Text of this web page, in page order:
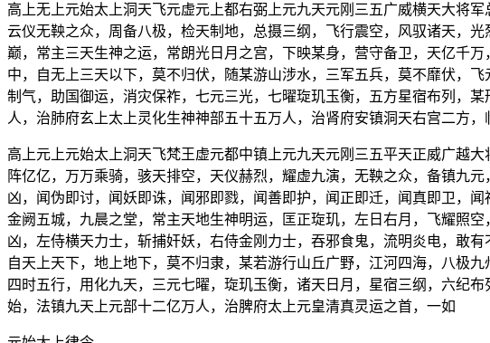
高上无上元始太上洞天飞元虚元上都右弼上元九天元刚三五广威横天大将
云仪无鞅之众，周备八极，检天制地，总摄三纲，飞行震空，风驭诸天，
巅，常主三天生神之运，常朗光日月之宫，下映某身，营守备卫，天亿千
中，自无上三天以下，莫不归伏，随某游山涉水，三军五兵，莫不靡伏，
制气，助国御运，消灾保祚，七元三光，七曜琁玑玉衡，五方星宿布列，
人，治肺府玄上太上灵化生神神部五十五万人，治肾府安镇洞天右宫二方，
高上元上元始太上洞天飞梵王虚元都中镇上元九天元刚三五平天正威广越
阵亿亿，万万乘骑，骇天排空，天仪赫烈，耀虚九演，无鞅之众，备镇九
凶，闻伪即讨，闻妖即诛，闻邪即戮，闻善即护，闻正即迁，闻真即卫，
金阙五城，九晨之堂，常主天地生神明运，匡正琁玑，左日右月，飞耀照
凶，左侍横天力士，斩捕奸妖，右侍金刚力士，吞邪食鬼，流明炎电，敢
自天上天下，地上地下，莫不归隶，某若游行山丘广野，江河四海，八极
四时五行，用化九天，三元七曜，琁玑玉衡，诸天日月，星宿三纲，六纪
始，法镇九天上元部十二亿万人，治脾府太上元皇清真灵运之首，一如